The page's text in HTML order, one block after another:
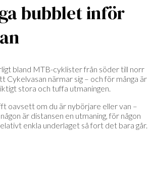
bubblet inför
bland MTB-cyklister från söder till norr
Cykelvasan närmar sig – och för många är
stora och tuffa utmaningen.
oavsett om du är nybörjare eller van –
är distansen en utmaning, för någon
enkla underlaget så fort det bara går.